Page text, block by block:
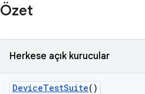
Özet
Herkese açık kurucular
DeviceTestSuite()